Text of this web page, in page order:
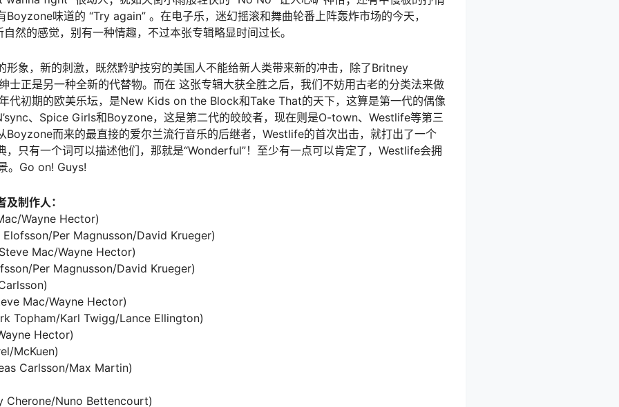
味道的 “Try again” 。在电子乐，迷幻摇滚和舞曲轮番上阵轰炸市场的今天，
然的感觉，别有一种情趣，不过本张专辑略显时间过长。
形象，新的刺激，既然黔驴技穷的美国人不能给新人类带来新的冲击，除了Britney
士正是另一种全新的代替物。而在 这张专辑大获全胜之后，我们不妨用古老的分类法来做
代初期的欧美乐坛，是New Kids on the Block和Take That的天下，这算是第一代的偶像
、Spice Girls和Boyzone，这是第二代的皎皎者，现在则是O-town、Westlife等第三
Boyzone而来的最直接的爱尔兰流行音乐的后继者，Westlife的首次出击，就打出了一个
，只有一个词可以描述他们，那就是“Wonderful”！至少有一点可以肯定了，Westlife会拥
。Go on! Guys!
制作人：
Wayne Hector)
Per Magnusson/David Krueger)
Mac/Wayne Hector)
Per Magnusson/David Krueger)
Mac/Wayne Hector)
Topham/Karl Twigg/Lance Ellington)
Hector)
McKuen)
Carlsson/Max Martin)
Cherone/Nuno Bettencourt)